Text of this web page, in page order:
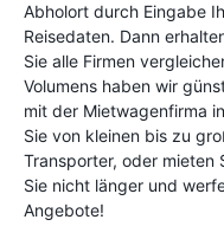
Abholort durch Eingabe
Reisedaten. Dann
Sie alle Firmen
Volumens haben wir
mit der Mietwagenfirma
Sie von kleinen bis zu
Transporter, oder mieten
Sie nicht länger und
Angebote!